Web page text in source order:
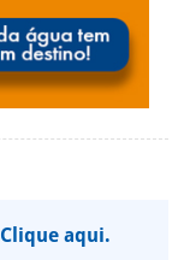
Clique aqui.